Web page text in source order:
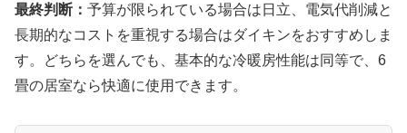
最終判断： 予算が限られている場合は日立、電気代削減と
長期的なコストを重視する場合はダイキンをおすすめしま
す。どちらを選んでも、基本的な冷暖房性能は同等で、6
畳の居室なら快適に使用できます。